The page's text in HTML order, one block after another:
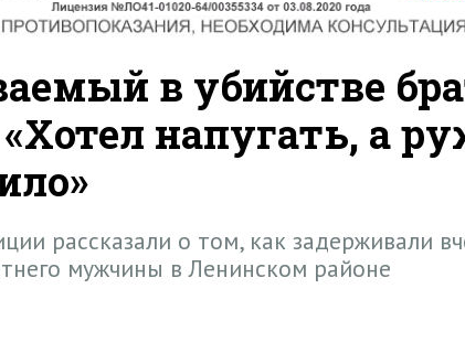
в убийстве
напугать, а
рассказали о том, как задерживали
мужчины в Ленинском районе